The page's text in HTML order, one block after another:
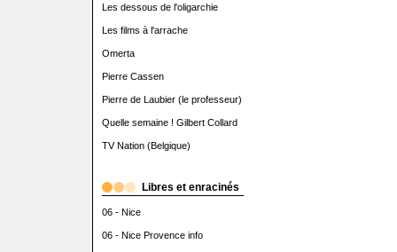
Les dessous de l'oligarchie
Les films à l'arrache
Omerta
Pierre Cassen
Pierre de Laubier (le professeur)
Quelle semaine ! Gilbert Collard
TV Nation (Belgique)
Libres et enracinés
06 - Nice
06 - Nice Provence info